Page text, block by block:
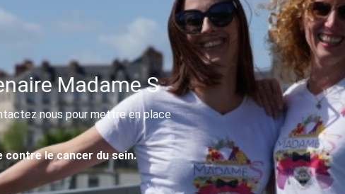
Madame S
nous pour mettre en place
contre le cancer du sein.